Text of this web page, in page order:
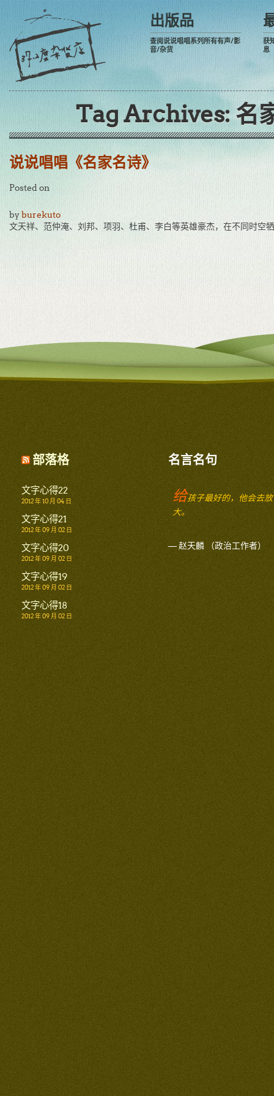
出版品
查阅说说唱唱系列所有有声/影
音/杂货
获
息
Tag Archives:名
说说唱唱《名家名诗》
Posted on
byburekuto
文天祥、范仲淹、刘邦、项羽、杜甫、李白等英雄豪杰，在不同时空
部落格
文字心得22
2012 年 10 月 04 日
文字心得21
2012 年 09 月 02 日
文字心得20
2012 年 09 月 02 日
文字心得19
2012 年 09 月 02 日
文字心得18
2012 年 09 月 02 日
名言名句
给孩子最好的，他会去放
大。
— 赵天麟 （政治工作者）